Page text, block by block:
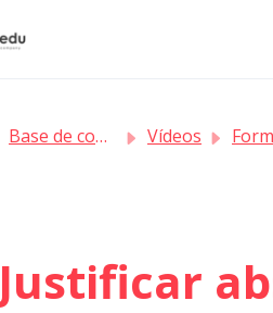
Base de coneixement Vídeos
Justificar